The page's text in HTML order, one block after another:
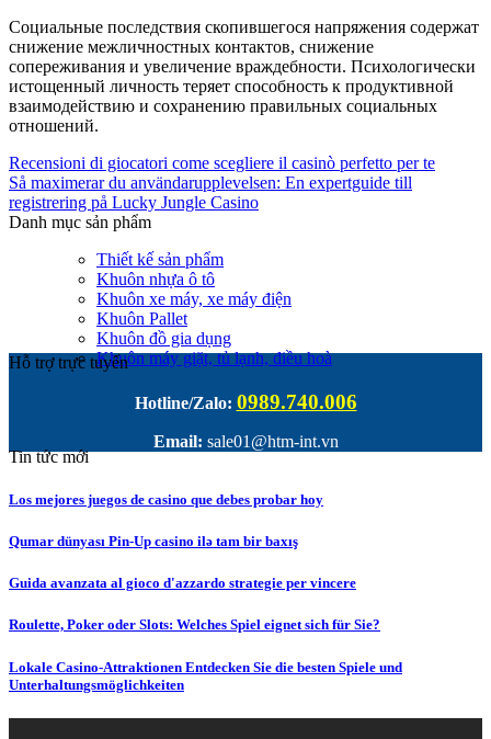
Социальные последствия скопившегося напряжения содержат
снижение межличностных контактов, снижение
сопереживания и увеличение враждебности. Психологически
истощенный личность теряет способность к продуктивной
взаимодействию и сохранению правильных социальных
отношений.
Recensioni di giocatori come scegliere il casinò perfetto per te
Så maximerar du användarupplevelsen: En expertguide till
registrering på Lucky Jungle Casino
Danh mục sản phẩm
Thiết kế sản phẩm
Khuôn nhựa ô tô
Khuôn xe máy, xe máy điện
Khuôn Pallet
Khuôn đồ gia dụng
Khuôn máy giặt, tủ lạnh, điều hoà
Hỗ trợ trực tuyến
Hotline/Zalo: 0989.740.006
Email: sale01@htm-int.vn
Tin tức mới
Los mejores juegos de casino que debes probar hoy
Qumar dünyası Pin-Up casino ilə tam bir baxış
Guida avanzata al gioco d'azzardo strategie per vincere
Roulette, Poker oder Slots: Welches Spiel eignet sich für Sie?
Lokale Casino-Attraktionen Entdecken Sie die besten Spiele und
Unterhaltungsmöglichkeiten